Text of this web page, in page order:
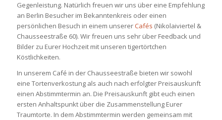
Gegenleistung. Natürlich freuen wir uns über eine Empfehlung
an Berlin Besucher im Bekanntenkreis oder einen
persönlichen Besuch in einem unsererCafés (Nikolaiviertel &
Chausseestraße 60). Wir freuen uns sehr über Feedback und
Bilder zu Eurer Hochzeit mit unseren tigertörtchen
Köstlichkeiten.
In unserem Café in der Chausseestraße bieten wir sowohl
eine Tortenverkostung als auch nach erfolgter Preisauskunft
einen Abstimmtermin an. Die Preisauskunft gibt euch einen
ersten Anhaltspunkt über die Zusammenstellung Eurer
Traumtorte. In dem Abstimmtermin werden gemeinsam mit